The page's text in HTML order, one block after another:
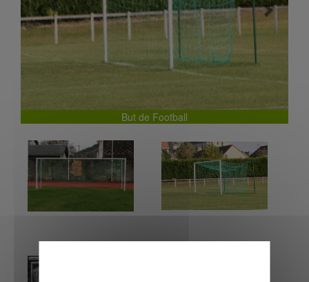
But de Football
Previous Next